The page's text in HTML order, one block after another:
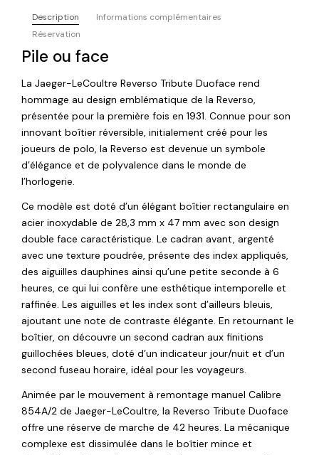
Description
Informations complémentaires
Réservation
Pile ou face
La Jaeger-LeCoultre Reverso Tribute Duoface rend
hommage au design emblématique de la Reverso,
présentée pour la première fois en 1931. Connue pour son
innovant boîtier réversible, initialement créé pour les
joueurs de polo, la Reverso est devenue un symbole
d’élégance et de polyvalence dans le monde de
l’horlogerie.
Ce modèle est doté d’un élégant boîtier rectangulaire en
acier inoxydable de 28,3 mm x 47 mm avec son design
double face caractéristique. Le cadran avant, argenté
avec une texture poudrée, présente des index appliqués,
des aiguilles dauphines ainsi qu’une petite seconde à 6
heures, ce qui lui confère une esthétique intemporelle et
raffinée. Les aiguilles et les index sont d’ailleurs bleuis,
ajoutant une note de contraste élégante. En retournant le
boîtier, on découvre un second cadran aux finitions
guillochées bleues, doté d’un indicateur jour/nuit et d’un
second fuseau horaire, idéal pour les voyageurs.
Animée par le mouvement à remontage manuel Calibre
854A/2 de Jaeger-LeCoultre, la Reverso Tribute Duoface
offre une réserve de marche de 42 heures. La mécanique
complexe est dissimulée dans le boîtier mince et